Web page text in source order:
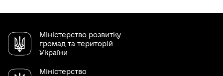
Міністерство розвитку
громад та територій
України
Міністерство